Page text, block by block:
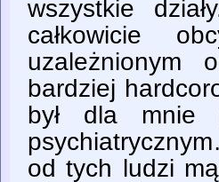
wszystkie
całkowicie
uzależnionym
bardziej
był dla mnie
od tych ludzi